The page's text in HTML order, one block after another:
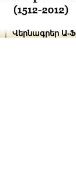
Վերնագրեր Ա-Ֆ